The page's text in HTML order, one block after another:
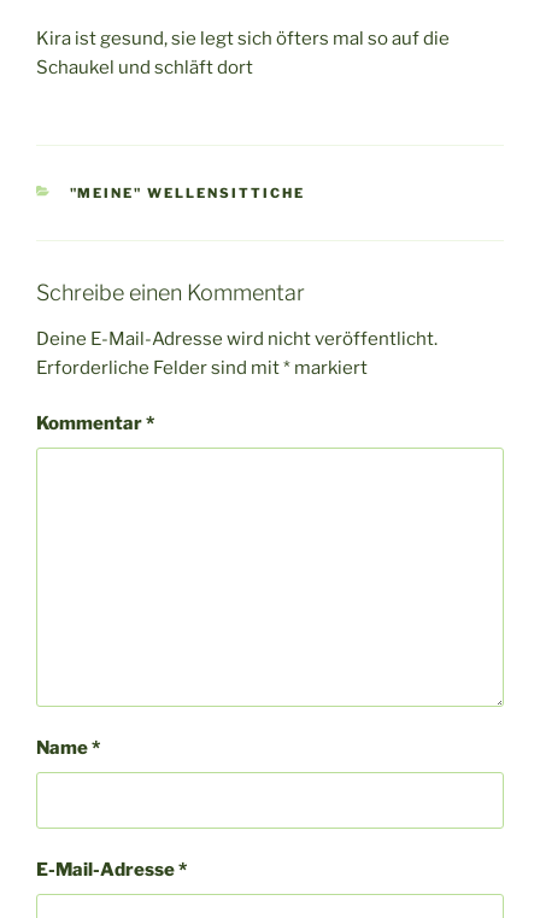
Kira ist gesund, sie legt sich öfters mal so auf die
Schaukel und schläft dort
KATEGORIEN
"MEINE" WELLENSITTICHE
Schreibe einen Kommentar
Deine E-Mail-Adresse wird nicht veröffentlicht.
Erforderliche Felder sind mit* markiert
Kommentar*
Name*
E-Mail-Adresse*